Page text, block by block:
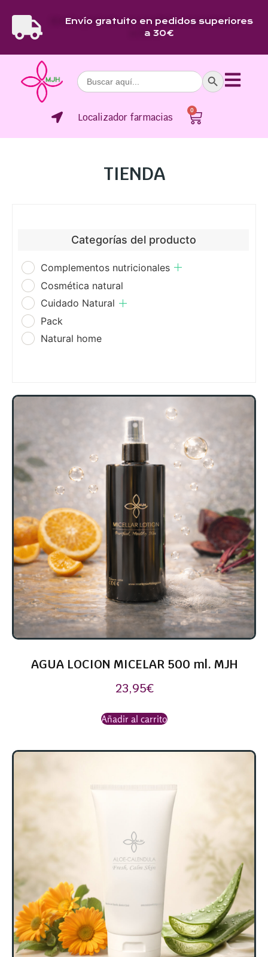
Envío gratuito en pedidos superiores
a 30€
Buscar: Botón de
Localizador farmacias
0
TIENDA
Categorías del producto
Complementos nutricionales
Cosmética natural
Cuidado Natural
Pack
Natural home
AGUA LOCION MICELAR 500 ml. MJH
23,95€
Añadir al carrito